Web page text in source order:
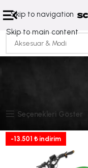
Skip to navigation
Skip to main content
Seçenekleri Göster
-13.501 ₺ indirim